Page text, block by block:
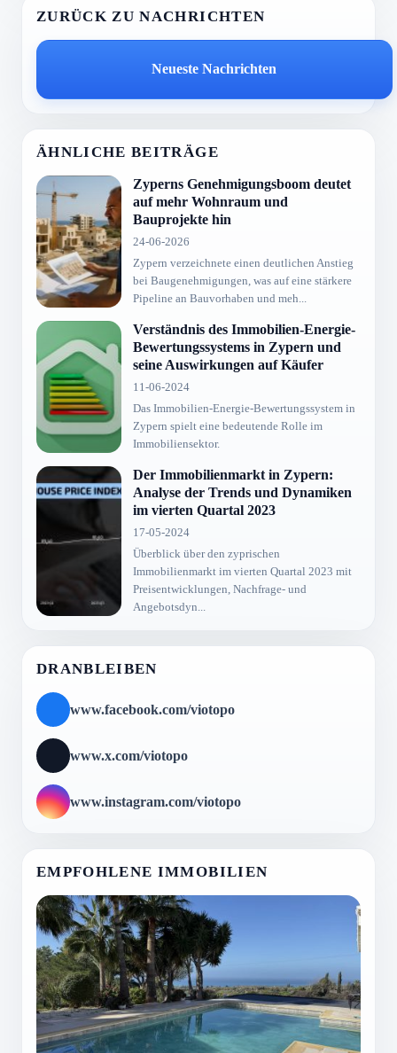
ZURÜCK ZU NACHRICHTEN
Neueste Nachrichten
ÄHNLICHE BEITRÄGE
Zyperns Genehmigungsboom deutet
auf mehr Wohnraum und
Bauprojekte hin
24-06-2026
Zypern verzeichnete einen deutlichen Anstieg
bei Baugenehmigungen, was auf eine stärkere
Pipeline an Bauvorhaben und meh...
Verständnis des Immobilien-Energie-
Bewertungssystems in Zypern und
seine Auswirkungen auf Käufer
11-06-2024
Das Immobilien-Energie-Bewertungssystem in
Zypern spielt eine bedeutende Rolle im
Immobiliensektor.
Der Immobilienmarkt in Zypern:
Analyse der Trends und Dynamiken
im vierten Quartal 2023
17-05-2024
Überblick über den zyprischen
Immobilienmarkt im vierten Quartal 2023 mit
Preisentwicklungen, Nachfrage- und
Angebotsdyn...
DRANBLEIBEN
www.facebook.com/viotopo
www.x.com/viotopo
www.instagram.com/viotopo
EMPFOHLENE IMMOBILIEN